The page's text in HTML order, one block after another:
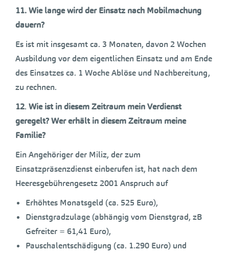
11.Wie lange wird der Einsatz nach Mobilmachung
dauern?
Es ist mit insgesamt ca. 3 Monaten, davon 2 Wochen
Ausbildung vor dem eigentlichen Einsatz und am Ende
des Einsatzes ca. 1 Woche Ablöse und Nachbereitung,
zu rechnen.
12. Wie ist in diesem Zeitraum mein Verdienst
geregelt? Wer erhält in diesem Zeitraum meine
Familie?
Ein Angehöriger der Miliz, der zum
Einsatzpräsenzdienst einberufen ist, hat nach dem
Heeresgebührengesetz 2001 Anspruch auf
Erhöhtes Monatsgeld (ca. 525 Euro),
Dienstgradzulage (abhängig vom Dienstgrad, zB
Gefreiter = 61,41 Euro),
Pauschalentschädigung (ca. 1.290 Euro) und